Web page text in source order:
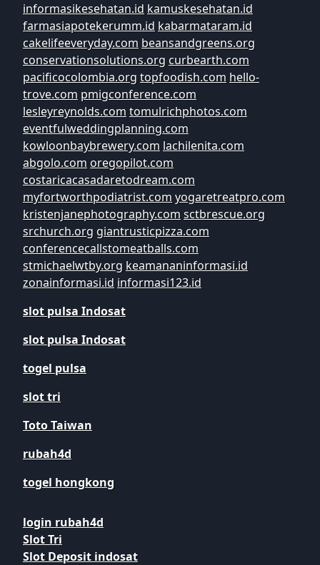
informasikesehatan.id kamuskesehatan.id
farmasiapotekerumm.id kabarmataram.id
cakelifeeveryday.com beansandgreens.org
conservationsolutions.org curbearth.com
pacificocolombia.org topfoodish.com hello-
trove.com pmigconference.com
lesleyreynolds.com tomulrichphotos.com
eventfulweddingplanning.com
kowloonbaybrewery.com lachilenita.com
abgolo.com oregopilot.com
costaricacasadaretodream.com
myfortworthpodiatrist.com yogaretreatpro.com
kristenjanephotography.com sctbrescue.org
srchurch.org giantrusticpizza.com
conferencecallstomeatballs.com
stmichaelwtby.org keamananinformasi.id
zonainformasi.id informasi123.id
slot pulsa Indosat
slot pulsa Indosat
togel pulsa
slot tri
Toto Taiwan
rubah4d
togel hongkong
login rubah4d
Slot Tri
Slot Deposit indosat